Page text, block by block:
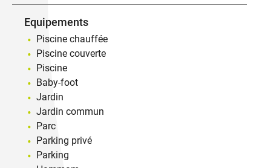
Equipements
Piscine chauffée
Piscine couverte
Piscine
Baby-foot
Jardin
Jardin commun
Parc
Parking privé
Parking